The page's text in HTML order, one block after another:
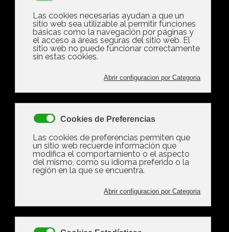
Mostrando artículos
por etiqueta:
comunidad
Lunes, 06 Julio 2026 21:39
Las comunidades de
vecinos pueden prohibir
la presencia de
mascotas en la vivienda
Las